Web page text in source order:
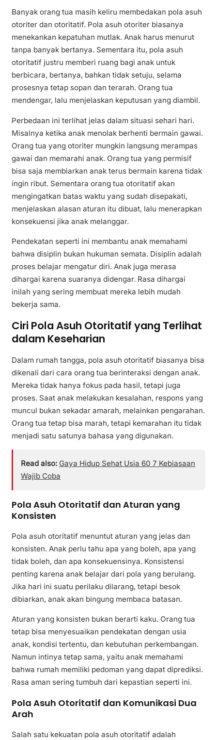
Banyak orang tua masih keliru membedakan pola asuh
otoriter dan otoritatif. Pola asuh otoriter biasanya
menekankan kepatuhan mutlak. Anak harus menurut
tanpa banyak bertanya. Sementara itu, pola asuh
otoritatif justru memberi ruang bagi anak untuk
berbicara, bertanya, bahkan tidak setuju, selama
prosesnya tetap sopan dan terarah. Orang tua
mendengar, lalu menjelaskan keputusan yang diambil.
Perbedaan ini terlihat jelas dalam situasi sehari hari.
Misalnya ketika anak menolak berhenti bermain gawai.
Orang tua yang otoriter mungkin langsung merampas
gawai dan memarahi anak. Orang tua yang permisif
bisa saja membiarkan anak terus bermain karena tidak
ingin ribut. Sementara orang tua otoritatif akan
mengingatkan batas waktu yang sudah disepakati,
menjelaskan alasan aturan itu dibuat, lalu menerapkan
konsekuensi jika anak melanggar.
Pendekatan seperti ini membantu anak memahami
bahwa disiplin bukan hukuman semata. Disiplin adalah
proses belajar mengatur diri. Anak juga merasa
dihargai karena suaranya didengar. Rasa dihargai
inilah yang sering membuat mereka lebih mudah
bekerja sama.
Ciri Pola Asuh Otoritatif yang Terlihat
dalam Keseharian
Dalam rumah tangga, pola asuh otoritatif biasanya bisa
dikenali dari cara orang tua berinteraksi dengan anak.
Mereka tidak hanya fokus pada hasil, tetapi juga
proses. Saat anak melakukan kesalahan, respons yang
muncul bukan sekadar amarah, melainkan pengarahan.
Orang tua tetap bisa marah, tetapi kemarahan itu tidak
menjadi satu satunya bahasa yang digunakan.
Read also: Gaya Hidup Sehat Usia 60 7 Kebiasaan
Wajib Coba
Pola Asuh Otoritatif dan Aturan yang
Konsisten
Pola asuh otoritatif menuntut aturan yang jelas dan
konsisten. Anak perlu tahu apa yang boleh, apa yang
tidak boleh, dan apa konsekuensinya. Konsistensi
penting karena anak belajar dari pola yang berulang.
Jika hari ini suatu perilaku dilarang, tetapi besok
dibiarkan, anak akan bingung membaca batasan.
Aturan yang konsisten bukan berarti kaku. Orang tua
tetap bisa menyesuaikan pendekatan dengan usia
anak, kondisi tertentu, dan kebutuhan perkembangan.
Namun intinya tetap sama, yaitu anak memahami
bahwa rumah memiliki pedoman yang dapat diprediksi.
Rasa aman sering tumbuh dari kepastian seperti ini.
Pola Asuh Otoritatif dan Komunikasi Dua
Arah
Salah satu kekuatan pola asuh otoritatif adalah